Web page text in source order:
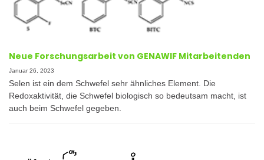
Neue Forschungsarbeit von GENAWIF Mitarbeitenden
Januar 26, 2023
Selen ist ein dem Schwefel sehr ähnliches Element. Die
Redoxaktivität, die Schwefel biologisch so bedeutsam macht, ist
auch beim Schwefel gegeben.